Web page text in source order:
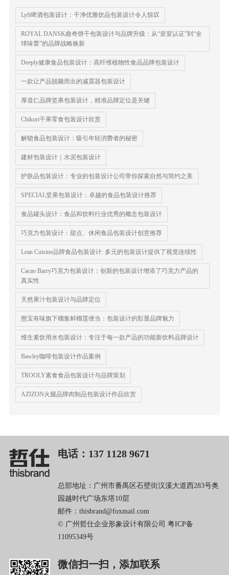
Lyft啤酒包装设计：干净优雅饮品包装设计令人惊叹
ROYAL DANSK曲奇饼干包装设计与品牌升级：从“皇室认证”到“全
球味蕾”的品牌战略焕新
Deeply健康食品包装设计：高纤维植物性食品品牌包装设计
一款让产品脱颖而出的减震器包装设计
厚道仁品牌坚果包装设计，精准品牌定位是关键
Chikori干果零食包装设计欣赏
解锁食品包装设计：吸引年轻消费者的秘密
建材包装设计｜水泥包装设计
护肤品包装设计：专业的包装设计公司带你探索自然与简约之美
SPECIAL坚果包装设计：卓越的食品包装设计推荐
食品罐头设计：食品和饮料行业优秀的概念包装设计
巧克力包装设计：甜点、休闲食品包装设计创意推荐
Lean Cuisine品牌食品包装设计: 多元的包装设计提供了视觉连续性
Cacao Barry巧克力包装设计：创新的包装设计增添了巧克力产品的
真实性
天然果汁包装设计与品牌定位
憨宝有味旗下榴集鲜榴莲便当：包装设计的彰显品牌魅力
维生素饮用水包装设计：专注于每一款产品的功能新饮料品牌设计
Bawley咖啡包装设计作品案例
TROOLY素食食品包装设计与品牌策划
AZIZON火腿品牌肉制品包装设计作品欣赏
电话：137 1128 9671
总部地址：广州市番禺区石壁街汉溪大道西283号奥
园越时代广场东塔10层
邮件：thisbrand@foxmail.com
© 广州哲仕企业形象设计有限公司 粤ICP备
11095349号
微信扫一扫，添加联系